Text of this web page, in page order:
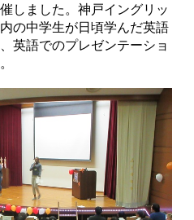
しました。神戸イングリッ
の中学生が日頃学んだ英語
英語でのプレゼンテーショ